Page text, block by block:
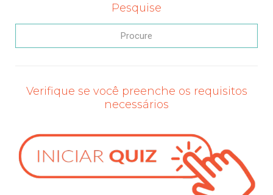
Pesquise
Verifique se você preenche os requisitos
necessários